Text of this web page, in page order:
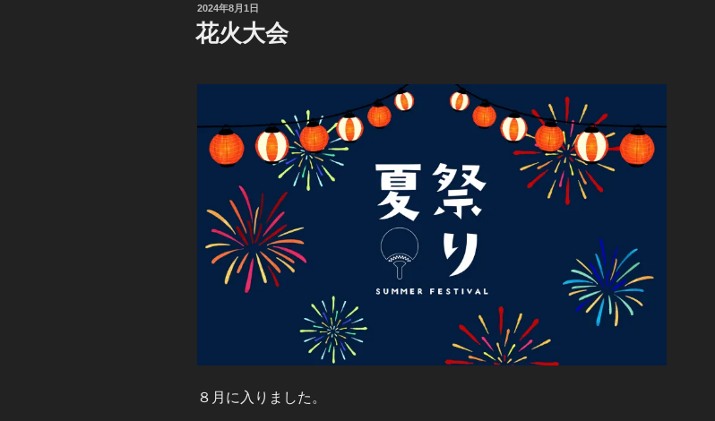
投
稿
日:
2024年8月1日
花火大会
８月に入りました。